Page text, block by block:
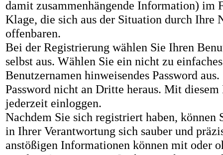
damit zusammenhängende Information) im
Klage, die sich aus der Situation durch Ihre
offenbaren.
Bei der Registrierung wählen Sie Ihren
selbst aus. Wählen Sie ein nicht zu
Benutzernamen hinweisendes Password
Password nicht an Dritte heraus. Mit
jederzeit einloggen.
Nachdem Sie sich registriert haben,
in Ihrer Verantwortung sich sauber und
anstößigen Informationen können mit oder